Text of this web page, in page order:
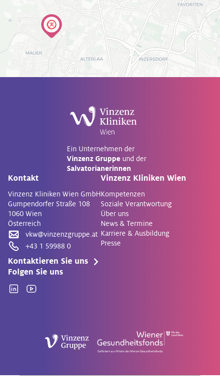
Ein Unternehmen der
Vinzenz Gruppe und der
Salvatorianerinnen
Kontakt
Vinzenz Kliniken Wien GmbH
Gumpendorfer Straße 108
1060 Wien
Österreich
vkw@vinzenzgruppe.at
+43 1 59988 0
Kontaktieren Sie uns
Vinzenz Kliniken Wien
Kompetenzen
Soziale Verantwortung
Über uns
News & Termine
Karriere & Ausbildung
Presse
Folgen Sie uns
LinkedinYouTube